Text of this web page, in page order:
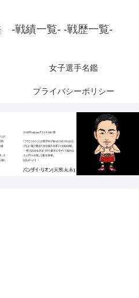
-戦績一覧- -戦歴一覧-
女子選手名鑑
プライバシーポリシー